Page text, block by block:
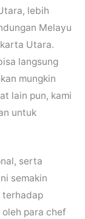
lebih
Melayu
Utara.
langsung
mungkin
lain pun, kami
untuk
serta
semakin
terhadap
oleh para chef